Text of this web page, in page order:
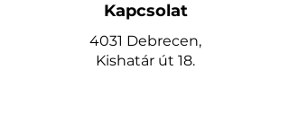
Kapcsolat
4031 Debrecen,
Kishatár út 18.